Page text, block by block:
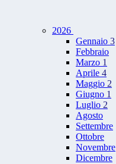
2026
Gennaio 3
Febbraio
Marzo 1
Aprile 4
Maggio 2
Giugno 1
Luglio 2
Agosto
Settembre
Ottobre
Novembre
Dicembre